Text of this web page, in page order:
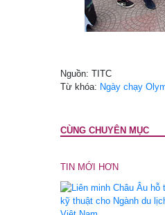
Nguồn: TITC
Từ khóa: Ngày chạy
CÙNG CHUYÊN MỤC
TIN MỚI HƠN